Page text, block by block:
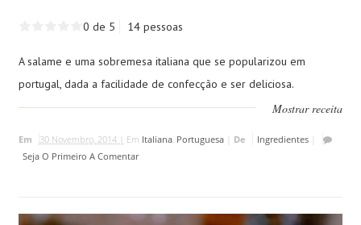
0 de 5 14 pessoas
A salame e uma sobremesa italiana que se popularizou em
portugal, dada a facilidade de confecção e ser deliciosa.
Mostrar receita
Em 30 Novembro, 2014 | Em Italiana, Portuguesa| De Ingredientes|
Seja O Primeiro A Comentar